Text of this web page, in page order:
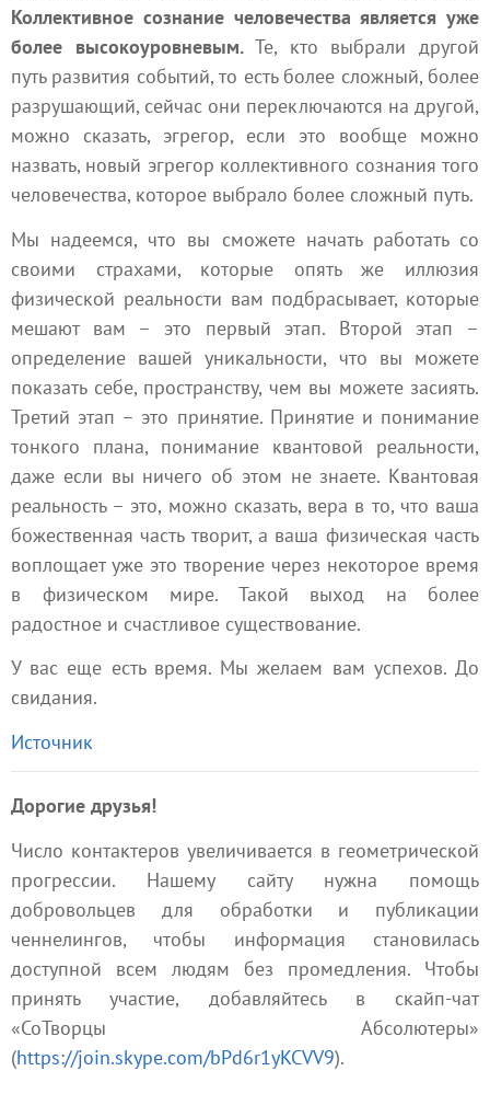
Коллективное сознание человечества является уже
более высокоуровневым.Те, кто выбрали другой
путь развития событий, то есть более сложный, более
разрушающий, сейчас они переключаются на другой,
можно сказать, эгрегор, если это вообще можно
назвать, новый эгрегор коллективного сознания того
человечества, которое выбрало более сложный путь.
Мы надеемся, что вы сможете начать работать со
своими страхами, которые опять же иллюзия
физической реальности вам подбрасывает, которые
мешают вам – это первый этап. Второй этап –
определение вашей уникальности, что вы можете
показать себе, пространству, чем вы можете засиять.
Третий этап – это принятие. Принятие и понимание
тонкого плана, понимание квантовой реальности,
даже если вы ничего об этом не знаете. Квантовая
реальность – это, можно сказать, вера в то, что ваша
божественная часть творит, а ваша физическая часть
воплощает уже это творение через некоторое время
в физическом мире. Такой выход на более
радостное и счастливое существование.
У вас еще есть время. Мы желаем вам успехов. До
свидания.
Источник
Дорогие друзья!
Число контактеров увеличивается в геометрической
прогрессии. Нашему сайту нужна помощь
добровольцев для обработки и публикации
ченнелингов, чтобы информация становилась
доступной всем людям без промедления. Чтобы
принять участие, добавляйтесь в скайп-чат
«СоТворцы Абсолютеры»
(https://join.skype.com/bPd6r1yKCVV9).